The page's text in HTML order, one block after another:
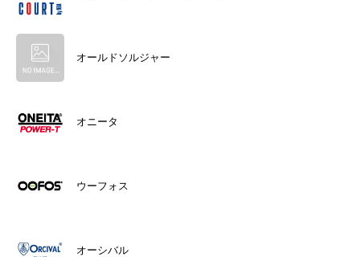
オールドソルジャー
オニータ
ウーフォス
オーシバル